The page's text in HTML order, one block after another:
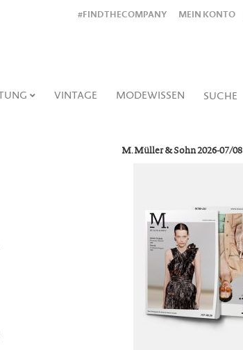
#FINDTHECOMPANY MEIN KONTO
VINTAGE MODEWISSEN SUCHE
Alles Shop SUCHEN
M. Müller & Sohn 2026-07/08